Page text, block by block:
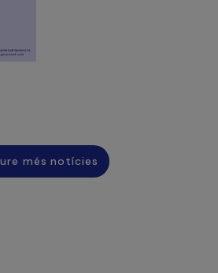
més notícies